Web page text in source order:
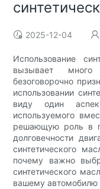
2025-12-04
Использование
вызывает
безоговорочно
использовании
виду один
используемого
решающую роль в
долговечности
синтетического
почему важно
синтетического
вашему автомобилю